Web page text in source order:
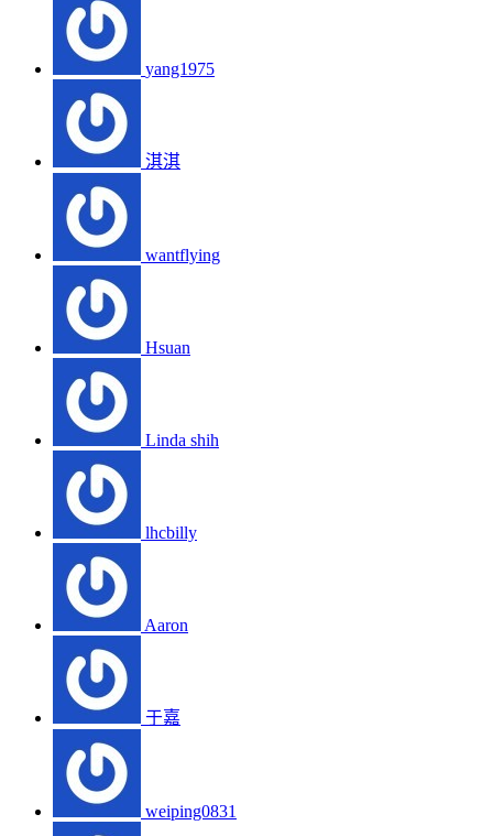
yang1975
淇淇
wantflying
Hsuan
Linda shih
lhcbilly
Aaron
于嘉
weiping0831